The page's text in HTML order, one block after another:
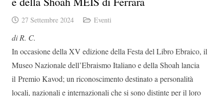
27 Settembre 2024 Eventi
di R. C.
In occasione della XV edizione della Festa del Libro Ebraico, il
Museo Nazionale dell’Ebraismo Italiano e della Shoah lancia
il Premio Kavod; un riconoscimento destinato a personalità
locali, nazionali e internazionali che si sono distinte per il loro